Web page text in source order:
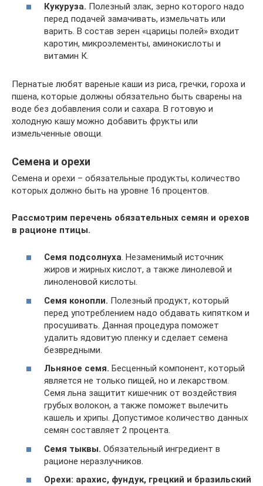
Кукуруза. Полезный злак, зерно которого надо
перед подачей замачивать, измельчать или
варить. В состав зерен «царицы полей» входит
каротин, микроэлементы, аминокислоты и
витамин К.
Пернатые любят вареные каши из риса, гречки, гороха и
пшена, которые должны обязательно быть сварены на
воде без добавления соли и сахара. В готовую и
холодную кашу можно добавить фрукты или
измельченные овощи.
Семена и орехи
Семена и орехи – обязательные продукты, количество
которых должно быть на уровне 16 процентов.
Рассмотрим перечень обязательных семян и орехов
в рационе птицы.
Семя подсолнуха. Незаменимый источник
жиров и жирных кислот, а также линолевой и
линоленовой кислоты.
Семя конопли. Полезный продукт, который
перед употреблением надо обдавать кипятком и
просушивать. Данная процедура поможет
удалить ядовитую пленку и сделает семена
безвредными.
Льняное семя. Бесценный компонент, который
является не только пищей, но и лекарством.
Семя льна защитит кишечник от воздействия
грубых волокон, а также поможет вылечить
кашель и хрипы. Допустимое количество данных
семян составляет 2 процента.
Семя тыквы. Обязательный ингредиент в
рационе неразлучников.
Орехи: арахис, фундук, грецкий и бразильский